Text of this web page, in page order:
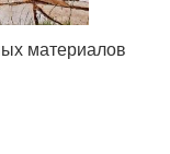
материалов